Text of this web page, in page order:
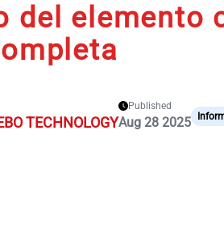
del
TECHNOLOGY
Published
Aug 28 2025